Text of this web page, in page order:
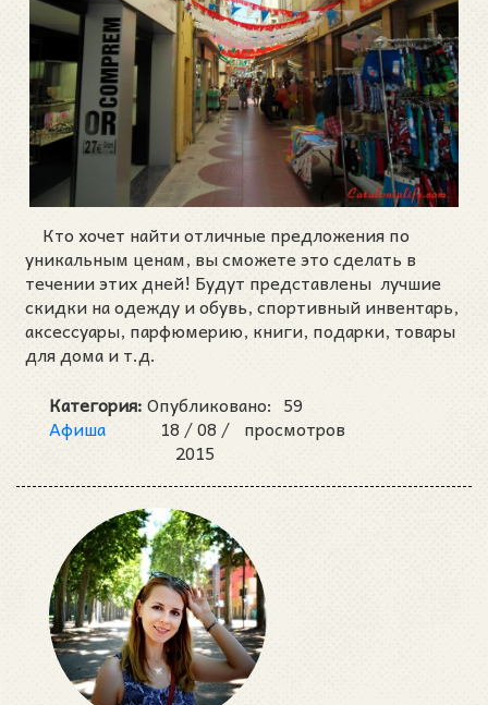
Кто хочет найти отличные предложения по
уникальным ценам, вы сможете это сделать в
течении этих дней! Будут представлены лучшие
скидки на одежду и обувь, спортивный инвентарь,
аксессуары, парфюмерию, книги, подарки, товары
для дома и т.д.
Категория:
Афиша
Опубликовано:
18 /08 /
2015
59
просмотров